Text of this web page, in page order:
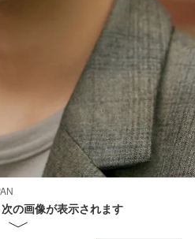
の画像が表示されます